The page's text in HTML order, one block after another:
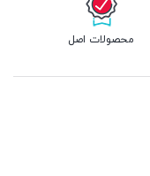
محصولات اصل